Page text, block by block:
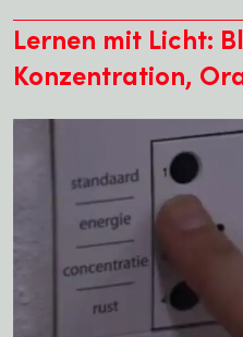
Lernen mit Licht:
Konzentration,